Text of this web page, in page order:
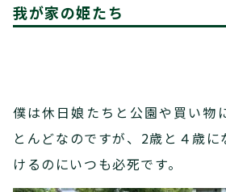
我が家の姫たち
僕は休日娘たちと公園や買い物
とんどなのですが、2歳と４歳
けるのにいつも必死です。